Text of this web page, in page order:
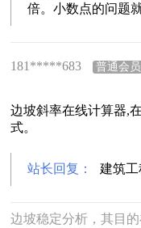
倍。小数点的问题
181*****683 普通会员
边坡斜率在线计算器,
式。
站长回复： 建筑工
边坡稳定分析，其目